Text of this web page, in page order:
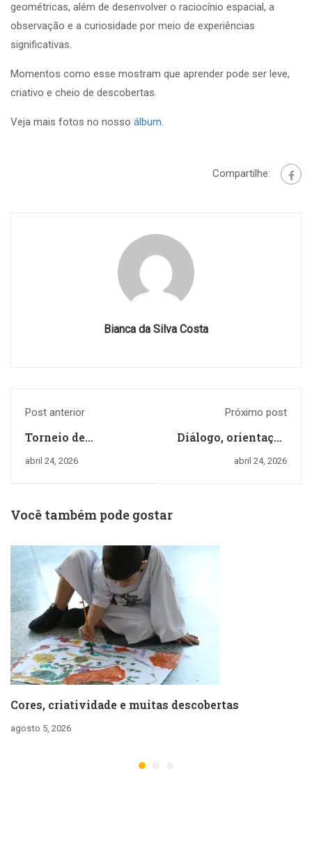
geométricas, além de desenvolver o raciocínio espacial, a
observação e a curiosidade por meio de experiências
significativas.
Momentos como esse mostram que aprender pode ser leve,
criativo e cheio de descobertas.
Veja mais fotos no nosso álbum.
Compartilhe:
Bianca da Silva Costa
Post anterior
Torneio de
Queimada | Páscoa
abril 24, 2026
Próximo post
Diálogo, orientação
e cidadania em
abril 24, 2026
Você também pode gostar
Cores, criatividade e muitas descobertas
agosto 5, 2026